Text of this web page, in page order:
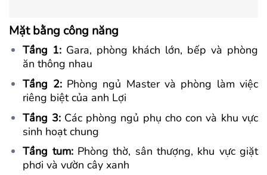
Mặt bằng công năng
Tầng 1: Gara, phòng khách lớn, bếp và phòng
ăn thông nhau
Tầng 2:Phòng ngủ Master và phòng làm việc
riêng biệt của anh Lợi
Tầng 3:Các phòng ngủ phụ cho con và khu vực
sinh hoạt chung
Tầng tum:Phòng thờ, sân thượng, khu vực giặt
phơi và vườn cây xanh